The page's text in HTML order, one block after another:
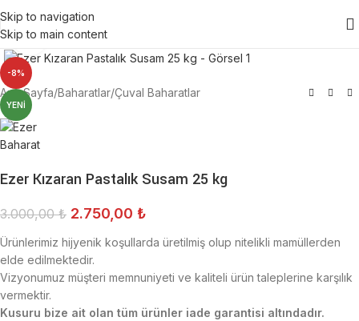
Skip to navigation
Skip to main content
-8%
YENI
Click to enlarge
Ana Sayfa/Baharatlar/Çuval Baharatlar
Ezer Kızaran Pastalık Susam 25 kg
3.000,00₺ 2.750,00 ₺
Ürünlerimiz hijyenik koşullarda üretilmiş olup nitelikli mamüllerden
elde edilmektedir.
Vizyonumuz müşteri memnuniyeti ve kaliteli ürün taleplerine karşılık
vermektir.
Kusuru bize ait olan tüm ürünler iade garantisi altındadır.